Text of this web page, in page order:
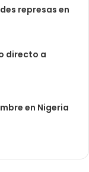
represas en
directo a
en Nigeria